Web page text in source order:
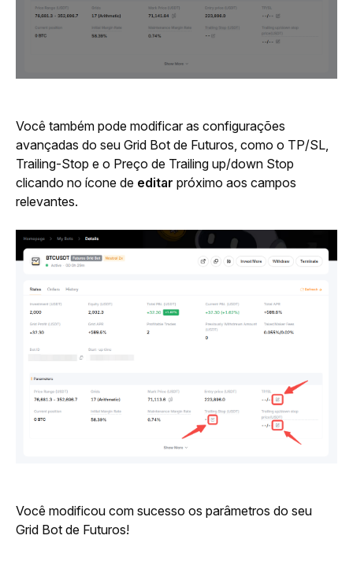
Você também pode modificar as configurações
avançadas do seu Grid Bot de Futuros, como o TP/SL,
Trailing-Stop e o Preço de Trailing up/down Stop
clicando no ícone de editar próximo aos campos
relevantes.
Você modificou com sucesso os parâmetros do seu
Grid Bot de Futuros!